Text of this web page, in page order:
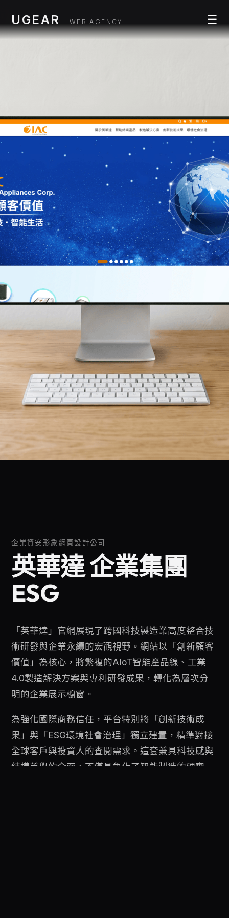
UGEAR WEB AGENCY ☰
企業資安形象網頁設計公司
英華達 企業集團
ESG
「英華達」官網展現了跨國科技製造業高度整合技
術研發與企業永續的宏觀視野。網站以「創新顧客
價值」為核心，將繁複的AIoT智能產品線、工業
4.0製造解決方案與專利研發成果，轉化為層次分
明的企業展示櫥窗。
為強化國際商務信任，平台特別將「創新技術成
果」與「ESG環境社會治理」獨立建置，精準對接
全球客戶與投資人的查閱需求。這套兼具科技感與
結構美學的介面，不僅具象化了智能製造的硬實